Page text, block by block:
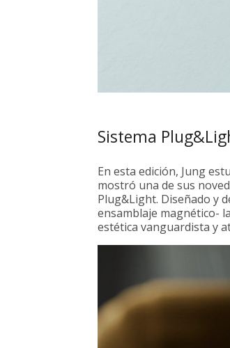
Sistema
En esta edición, Jung
mostró una de sus
Plug&Light. Diseñado y
ensamblaje magnético-
estética vanguardista y